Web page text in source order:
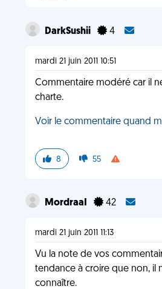
DarkSushii 4
mardi 21 juin 2011 10:51
Commentaire modéré car il
charte.
Voir le commentaire quand
8 55
MordraaI 42
mardi 21 juin 2011 11:13
Vu la note de vos
tendance à croire que non, il
connaître.